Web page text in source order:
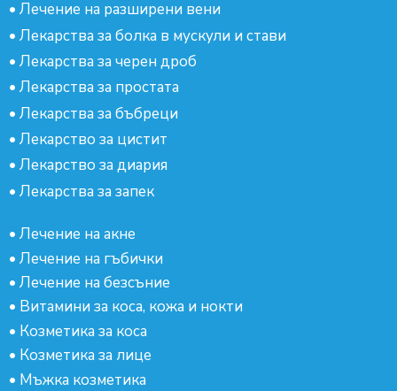
• Лечение на разширени вени
• Лекарства за болка в мускули и стави
• Лекарства за черен дроб
• Лекарства за простата
• Лекарства за бъбреци
• Лекарство за цистит
• Лекарство за диария
• Лекарства за запек
• Лечение на акне
• Лечение на гъбички
• Лечение на безсъние
• Витамини за коса, кожа и нокти
• Козметика за коса
• Козметика за лице
• Мъжка козметика